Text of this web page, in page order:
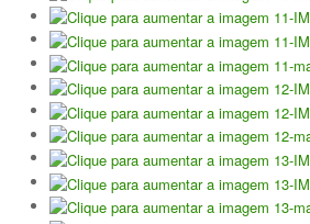
Torneios
Torneios Sociais
Torneios Oficiais
Torneios Escada
Notícias